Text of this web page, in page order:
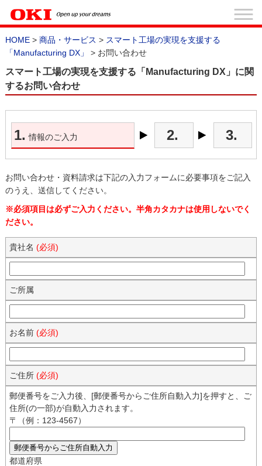
HOME> 商品・サービス > スマート工場の実現を支援する
「Manufacturing DX」
> お問い合わせ
スマート工場の実現を支援する「Manufacturing DX」に関
するお問い合わせ
1. 情報のご入力 2. 3.
お問い合わせ・資料請求は下記の入力フォームに必要事項をご記入
のうえ、送信してください。
※必須項目は必ずご入力ください。半角カタカナは使用しないでく
ださい。
貴社名 (必須)
ご所属
お名前 (必須)
ご住所 (必須)
郵便番号をご入力後、[郵便番号からご住所自動入力]を押すと、ご
住所(の一部)が自動入力されます。
〒（例：123-4567）
都道府県